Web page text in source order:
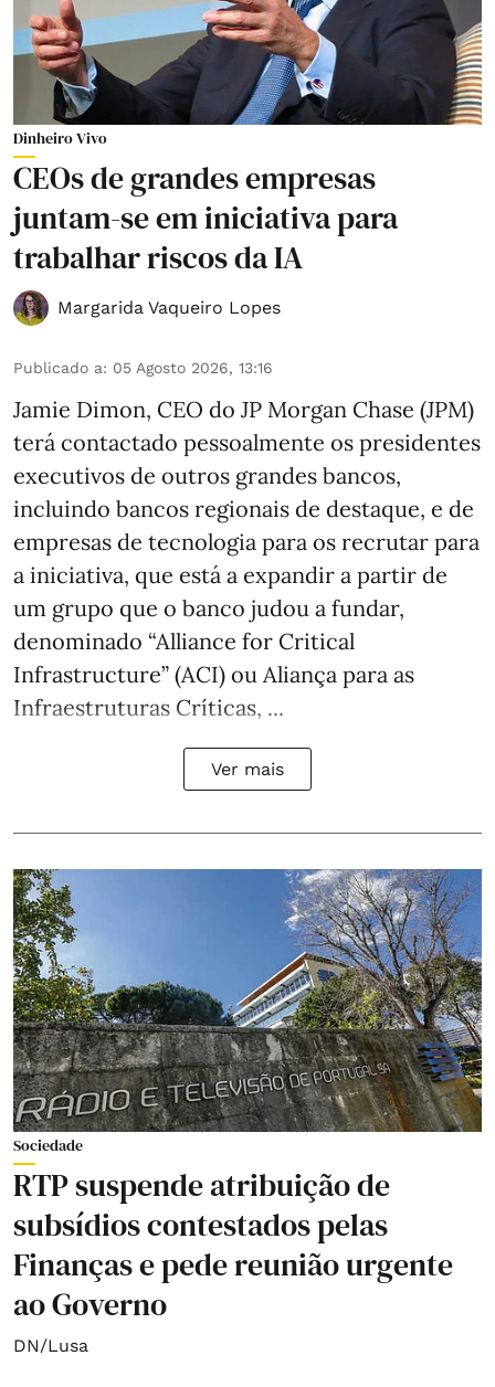
Dinheiro Vivo
CEOs de grandes empresas
juntam-se em iniciativa para
trabalhar riscos da IA
Margarida Vaqueiro Lopes
Publicado a: 05 Agosto 2026, 13:16
Jamie Dimon, CEO do JP Morgan Chase (JPM)
terá contactado pessoalmente os presidentes
executivos de outros grandes bancos,
incluindo bancos regionais de destaque, e de
empresas de tecnologia para os recrutar para
a iniciativa, que está a expandir a partir de
um grupo que o banco judou a fundar,
denominado “Alliance for Critical
Infrastructure” (ACI) ou Aliança para as
Infraestruturas Críticas, ...
Ver mais
Sociedade
RTP suspende atribuição de
subsídios contestados pelas
Finanças e pede reunião urgente
ao Governo
DN/Lusa